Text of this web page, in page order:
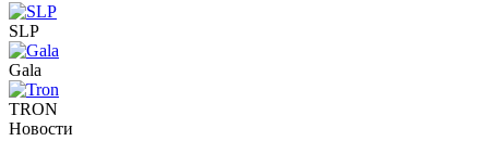
SLP
Gala
TRON
Новости